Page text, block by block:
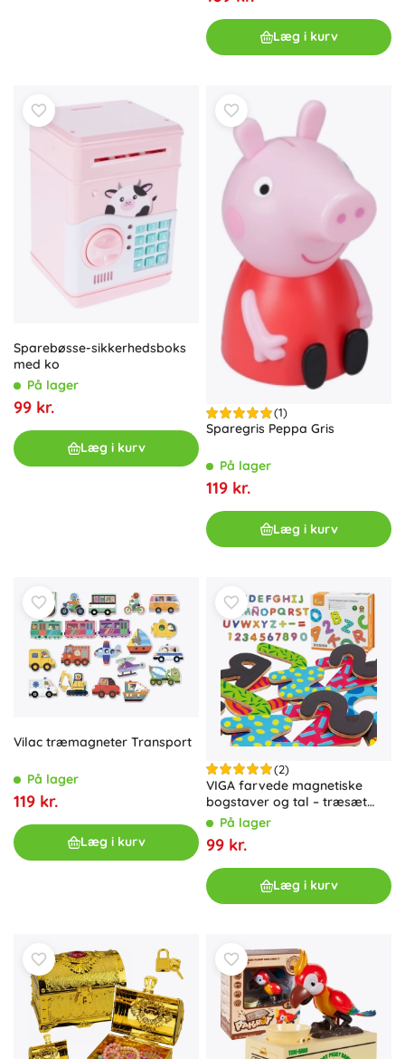
Læg i kurv
Sparebøsse-sikkerhedsboks
med ko
På lager
99 kr.
Læg i kurv
(1)
Sparegris Peppa Gris
På lager
119 kr.
Læg i kurv
Vilac træmagneter Transport
På lager
119 kr.
Læg i kurv
(2)
VIGA farvede magnetiske
bogstaver og tal – træsæt
med 77 dele
På lager
99 kr.
Læg i kurv